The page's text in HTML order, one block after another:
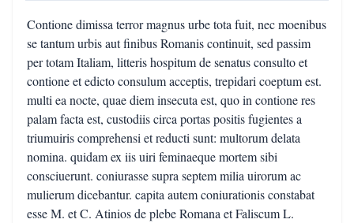
Contione dimissa terror magnus urbe tota fuit, nec moenibus
se tantum urbis aut finibus Romanis continuit, sed passim
per totam Italiam, litteris hospitum de senatus consulto et
contione et edicto consulum acceptis, trepidari coeptum est.
multi ea nocte, quae diem insecuta est, quo in contione res
palam facta est, custodiis circa portas positis fugientes a
triumuiris comprehensi et reducti sunt: multorum delata
nomina. quidam ex iis uiri feminaeque mortem sibi
consciuerunt. coniurasse supra septem milia uirorum ac
mulierum dicebantur. capita autem coniurationis constabat
esse M. et C. Atinios de plebe Romana et Faliscum L.